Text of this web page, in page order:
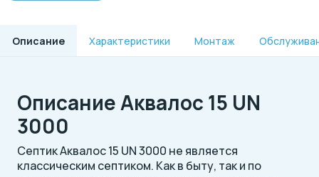
Описание Характеристики Монтаж
Описание Аквалос 15 UN
3000
Септик Аквалос 15 UN 3000 не является
классическим септиком. Как в быту, так и по